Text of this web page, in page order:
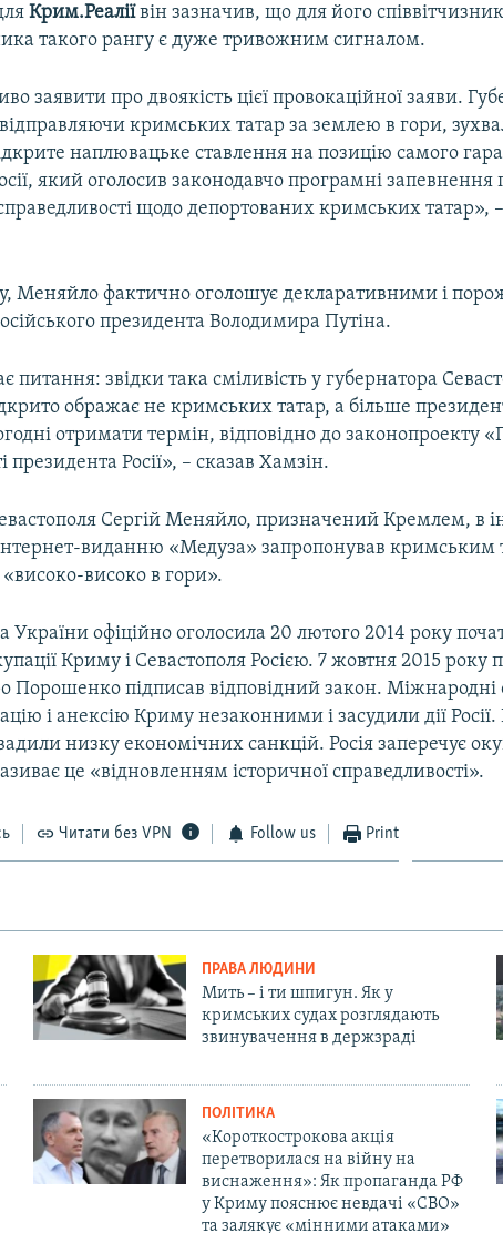
Крим.Реаліївін зазначив, що для його
такого рангу є дуже тривожним сигналом.
заявити про двоякість цієї провокаційної заяви.
кримських татар за землею в гори,
наплювацьке ставлення на позицію самого
який оголосив законодавчо програмні запевнення
щодо депортованих кримських татар»,
Меняйло фактично оголошує декларативними і
президента Володимира Путіна.
питання: звідки така сміливість у губернатора
ображає не кримських татар, а більше
отримати термін, відповідно до законопроекту
президента Росії», – сказав Хамзін.
Сергій Меняйло, призначений Кремлем, в
виданню «Медуза» запропонував кримським
високо в гори».
України офіційно оголосила 20 лютого 2014 року
Криму і Севастополя Росією. 7 жовтня 2015 року
Порошенко підписав відповідний закон. Міжнародні
і анексію Криму незаконними і засудили дії Росії.
низку економічних санкцій. Росія заперечує
це «відновленням історичної справедливості».
Читати без VPN Follow us Print
ПРАВА ЛЮДИНИ
Мить – і ти шпигун. Як у
кримських судах розглядають
звинувачення в держзраді
ПОЛІТИКА
«Короткострокова акція
перетворилася на війну на
виснаження»: Як пропаганда РФ
у Криму пояснює невдачі «СВО»
та залякує «мінними атаками»